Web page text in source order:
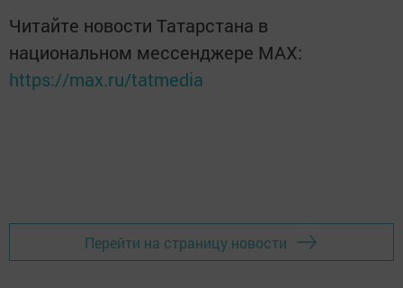
Читайте новости Татарстана в
национальном мессенджере MАХ:
https://max.ru/tatmedia
Перейти на страницу новости